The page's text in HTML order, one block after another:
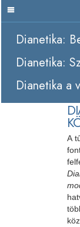
Dianetika:
Dianetika:
Dianetika a
A